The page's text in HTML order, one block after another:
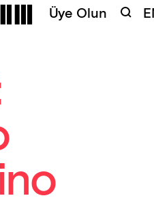
Üye Olun